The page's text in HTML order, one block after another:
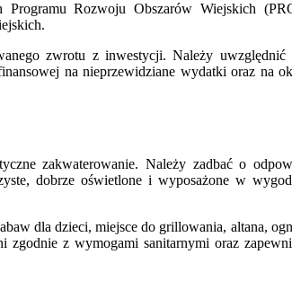
Rozwoju Obszarów Wiejskich
zwrotu z inwestycji. Należy
na nieprzewidziane wydatki oraz na
zakwaterowanie. Należy zadbać o
dobrze oświetlone i wyposażone w
dla dzieci, miejsce do grillowania, altana,
z wymogami sanitarnymi oraz